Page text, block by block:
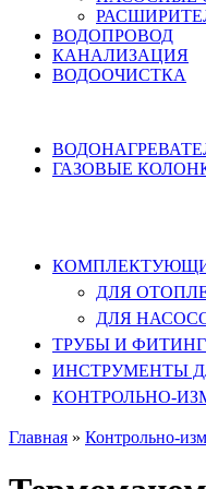
ВОДОПРОВОД
КАНАЛИЗАЦИЯ
ВОДООЧИСТКА
ГАЗОВЫЕ
ДЛЯ
ДЛЯ
ТРУБЫ И
ИНСТРУМЕНТЫ
КОНТРОЛЬНО-
Главная » Контрольно-